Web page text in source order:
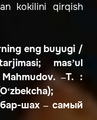
kokilini qirqish
eng buyugi /
mas’ul
–T. :
шах – самый